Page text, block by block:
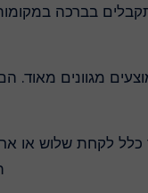
בברכה
מגוונים מאוד.
כלל לקחת שלוש או